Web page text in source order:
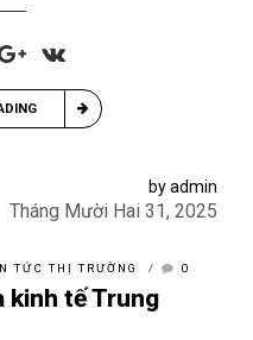
by admin
Tháng Mười Hai 31, 2025
TỨC THỊ TRƯỜNG 0
kinh tế Trung